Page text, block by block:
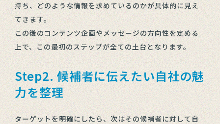
持ち、どのような情報を求めているのかが具体的に見え
てきます。
この後のコンテンツ企画やメッセージの方向性を定める
上で、この最初のステップが全ての土台となります。
Step2. 候補者に伝えたい自社の魅
力を整理
ターゲットを明確にしたら、次はその候補者に対して自